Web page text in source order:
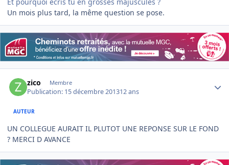
Un mois plus tard, la même question se pose.
zico Membre
Publication: 15 décembre 201312 ans
AUTEUR
UN COLLEGUE AURAIT IL PLUTOT UNE REPONSE SUR LE FOND
? MERCI D AVANCE